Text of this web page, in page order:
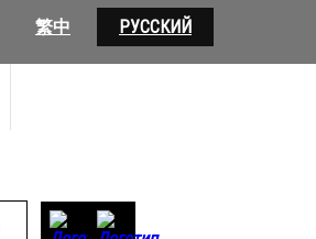
繁中 РУССКИЙ